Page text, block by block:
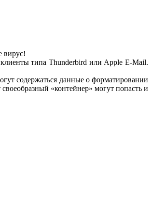
вирус!
типа Thunderbird или Apple E-Mail.
содержаться данные о форматировании
«контейнер» могут попасть и